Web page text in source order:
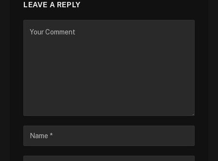
LEAVE A REPLY